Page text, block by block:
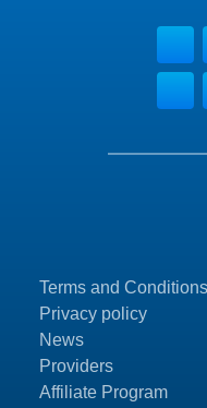
Terms and Conditions
Privacy policy
News
Providers
Affiliate Program